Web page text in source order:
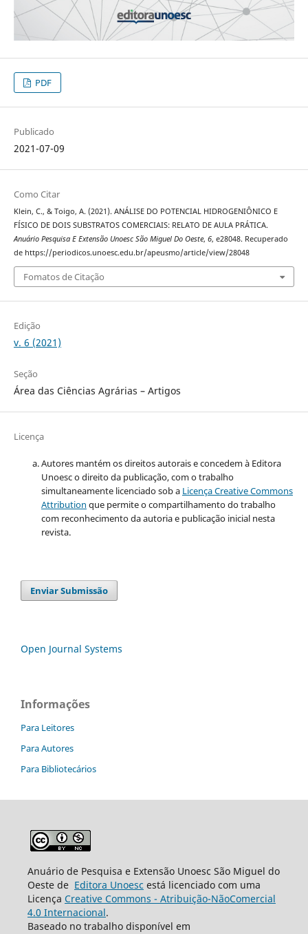
PDF
Publicado
2021-07-09
Como Citar
Klein, C., & Toigo, A. (2021). ANÁLISE DO POTENCIAL HIDROGENIÔNICO E
FÍSICO DE DOIS SUBSTRATOS COMERCIAIS: RELATO DE AULA PRÁTICA.
Anuário Pesquisa E Extensão Unoesc São Miguel Do Oeste, 6, e28048. Recuperado
de https://periodicos.unoesc.edu.br/apeusmo/article/view/28048
Fomatos de Citação
Edição
v. 6 (2021)
Seção
Área das Ciências Agrárias – Artigos
Licença
Autores mantém os direitos autorais e concedem à Editora
Unoesc o direito da publicação, com o trabalho
simultaneamente licenciado sob a Licença Creative Commons
Attribution que permite o compartilhamento do trabalho
com reconhecimento da autoria e publicação inicial nesta
revista.
Enviar Submissão
Open Journal Systems
Informações
Para Leitores
Para Autores
Para Bibliotecários
Anuário de Pesquisa e Extensão Unoesc São Miguel do
Oeste de Editora Unoesc está licenciado com uma
Licença Creative Commons - Atribuição-NãoComercial
4.0 Internacional.
Baseado no trabalho disponível em